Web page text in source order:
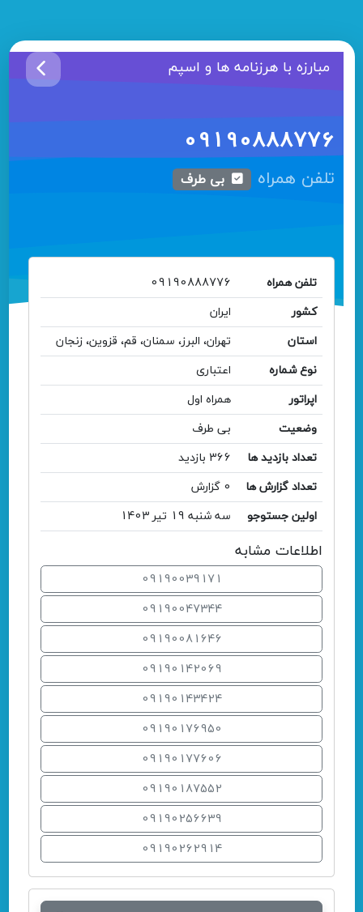
مبارزه با هرزنامه ها و اسپم
09190888776
تلفن همراه بی طرف
تلفن همراه
09190888776
کشور
ایران
استان
تهران، البرز، سمنان، قم، قزوین، زنجان
نوع شماره
اعتباری
اپراتور
همراه اول
وضعیت
بی طرف
تعداد بازدید ها
366 بازدید
تعداد گزارش ها
0 گزارش
اولین جستوجو
سه شنبه 19 تیر 1403
اطلاعات مشابه
09190039171
09190047344
09190081646
09190142069
09190143424
09190176950
09190177606
09190187552
09190256639
09190262914